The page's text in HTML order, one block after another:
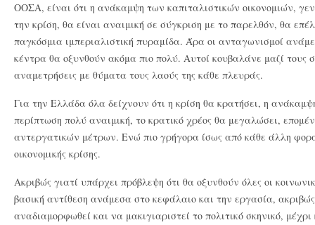
ΟΟΣΑ, είναι ότι η ανάκαμψη των καπιταλιστικών οικονομιών,
την κρίση, θα είναι αναιμική σε σύγκριση με το παρελθόν, θα
παγκόσμια ιμπεριαλιστική πυραμίδα. Άρα οι ανταγωνισμοί
κέντρα θα οξυνθούν ακόμα πιο πολύ. Αυτοί κουβαλάνε μαζί τους
αναμετρήσεις με θύματα τους λαούς της κάθε πλευράς.
Για την Ελλάδα όλα δείχνουν ότι η κρίση θα κρατήσει, η
περίπτωση πολύ αναιμική, το κρατικό χρέος θα μεγαλώσει,
αντεργατικών μέτρων. Ενώ πιο γρήγορα ίσως από κάθε άλλη
οικονομικής κρίσης.
Ακριβώς γιατί υπάρχει πρόβλεψη ότι θα οξυνθούν όλες οι
βασική αντίθεση ανάμεσα στο κεφάλαιο και την εργασία,
αναδιαμορφωθεί και να μακιγιαριστεί το πολιτικό σκηνικό,